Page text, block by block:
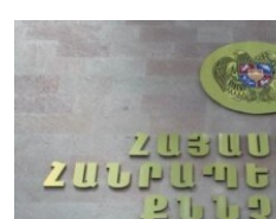
ՊԱՏԵՐԱԶՄԻ 6 ՇԱԲԱԹՆԵՐԸ
ՏԱՐԱԾԱՇՐՋԱՆ
ՄԻՋԱԶԳԱՅԻՆ
ՍՊՈՐՏ